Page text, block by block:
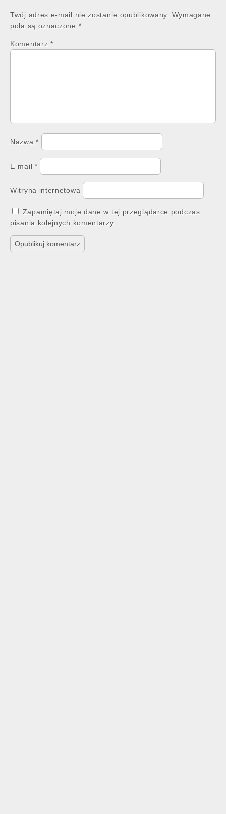
Twój adres e-mail nie zostanie opublikowany.
Wymagane
pola są oznaczone *
Komentarz *
Nazwa*
E-mail *
Witryna internetowa
Zapamiętaj moje dane w tej przeglądarce podczas
pisania kolejnych komentarzy.